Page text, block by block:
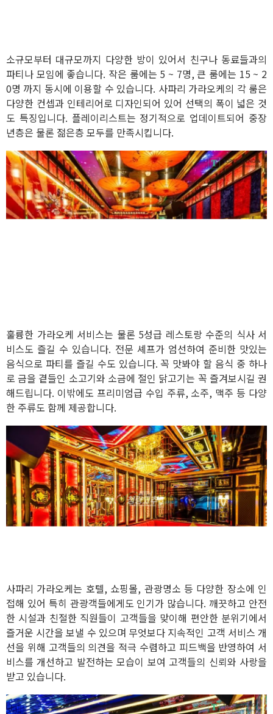
소규모부터 대규모까지 다양한 방이 있어서 친구나 동료들과의
파티나 모임에 좋습니다. 작은 룸에는 5 ~ 7명, 큰 룸에는 15 ~ 2
0명 까지 동시에 이용할 수 있습니다. 사파리 가라오케의 각 룸은
다양한 컨셉과 인테리어로 디자인되어 있어 선택의 폭이 넓은 것
도 특징입니다. 플레이리스트는 정기적으로 업데이트되어 중장
년층은 물론 젊은층 모두를 만족시킵니다.
훌륭한 가라오케 서비스는 물론 5성급 레스토랑 수준의 식사 서
비스도 즐길 수 있습니다. 전문 셰프가 엄선하여 준비한 맛있는
음식으로 파티를 즐길 수도 있습니다. 꼭 맛봐야 할 음식 중 하나
로 금을 곁들인 소고기와 소금에 절인 닭고기는 꼭 즐겨보시길 권
해드립니다. 이밖에도 프리미엄급 수입 주류, 소주, 맥주 등 다양
한 주류도 함께 제공합니다.
사파리 가라오케는 호텔, 쇼핑몰, 관광명소 등 다양한 장소에 인
접해 있어 특히 관광객들에게도 인기가 많습니다. 깨끗하고 안전
한 시설과 친절한 직원들이 고객들을 맞이해 편안한 분위기에서
즐거운 시간을 보낼 수 있으며 무엇보다 지속적인 고객 서비스 개
선을 위해 고객들의 의견을 적극 수렴하고 피드백을 반영하여 서
비스를 개선하고 발전하는 모습이 보여 고객들의 신뢰와 사랑을
받고 있습니다.